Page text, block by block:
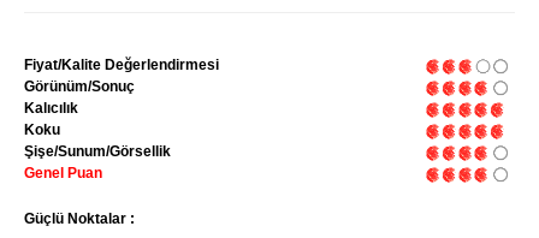
Fiyat/Kalite Değerlendirmesi
Görünüm/Sonuç
Kalıcılık
Koku
Şişe/Sunum/Görsellik
Genel Puan
Güçlü Noktalar :